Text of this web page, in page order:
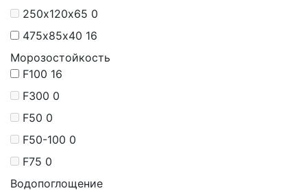
250х120х65 0
475х85х40 16
Морозостойкость
F100 16
F300 0
F50 0
F50-100 0
F75 0
Водопоглощение